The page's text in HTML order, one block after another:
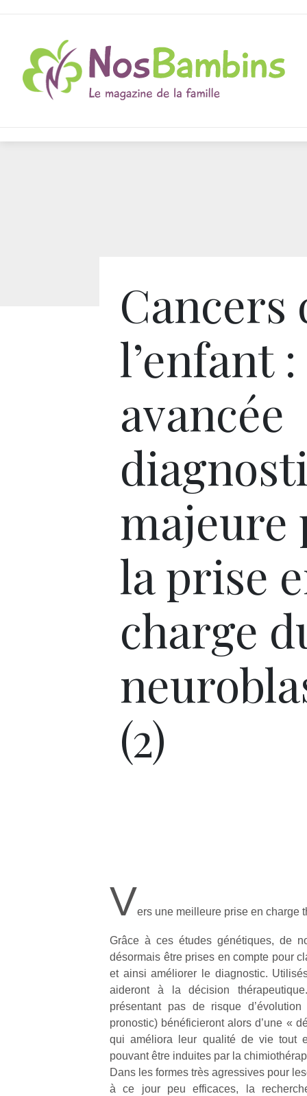
Cancers
l’enfant
avancée
majeure
la prise
charge
(2)
Vers une meilleure prise en charge
Grâce à ces études génétiques, de
désormais être prises en compte pour
et ainsi améliorer le diagnostic.
aideront à la décision
présentant pas de risque
pronostic) bénéficieront alors d’une «
qui améliora leur qualité de vie tout
pouvant être induites par la
Dans les formes très agressives pour
à ce jour peu efficaces, la